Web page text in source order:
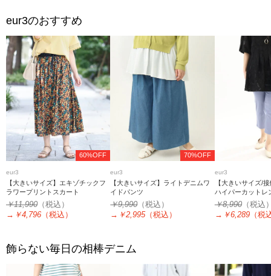
eur3のおすすめ
60%OFF
eur3
【大きいサイズ】エキゾチックフ
ラワープリントスカート
￥11,990 （税込）
→ ￥4,796 （税込）
70%OFF
eur3
【大きいサイズ】ライトデニムワ
イドパンツ
￥9,990（税込）
→ ￥2,995（税込）
eur3
【大きいサイズ/
ハイパーカットレ
￥8,990（税込
→ ￥6,289（税
飾らない毎日の相棒デニム